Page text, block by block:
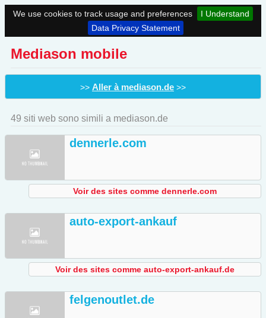
We use cookies to track usage and preferences
I Understand
Data Privacy Statement
Mediason mobile
>> Aller à mediason.de >>
49 siti web sono simili a mediason.de
dennerle.com
Voir des sites comme dennerle.com
auto-export-ankauf
Voir des sites comme auto-export-ankauf.de
felgenoutlet.de